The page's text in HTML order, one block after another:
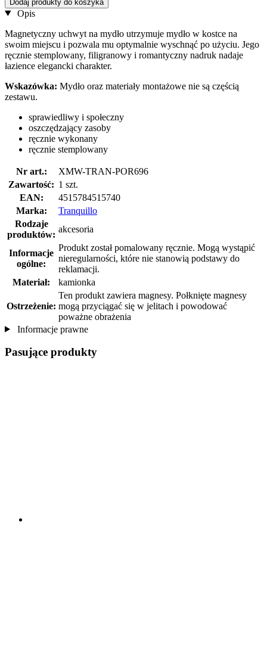
Dodaj produkty do koszyka
Opis
Magnetyczny uchwyt na mydło utrzymuje mydło w kostce na
swoim miejscu i pozwala mu optymalnie wyschnąć po użyciu. Jego
ręcznie stemplowany, filigranowy i romantyczny nadruk nadaje
łazience elegancki charakter.
Wskazówka: Mydło oraz materiały montażowe nie są częścią
zestawu.
sprawiedliwy i społeczny
oszczędzający zasoby
ręcznie wykonany
ręcznie stemplowany
Nr art.:
XMW-TRAN-POR696
Zawartość: 1 szt.
EAN:
4515784515740
Marka:
Tranquillo
Rodzaje
produktów:
akcesoria
Informacje
ogólne:
Produkt został pomalowany ręcznie. Mogą wystąpić
nieregularności, które nie stanowią podstawy do
reklamacji.
Materiał:
kamionka
Ostrzeżenie:
Ten produkt zawiera magnesy. Połknięte magnesy
mogą przyciągać się w jelitach i powodować
poważne obrażenia
Informacje prawne
Pasujące produkty